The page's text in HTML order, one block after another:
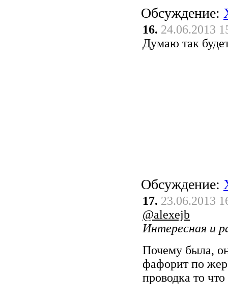
Обсуждение:
16. 24.06.2013
Думаю так
Обсуждение:
17. 23.06.2013
@alexejb
Интересная и
Почему была,
фафорит по
проводка то